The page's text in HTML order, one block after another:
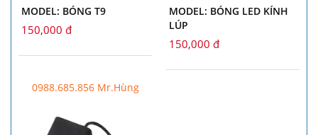
MODEL: BÓNG T9
150,000 đ
MODEL: BÓNG LED KÍNH
LÚP
150,000 đ
0988.685.856 Mr.Hùng